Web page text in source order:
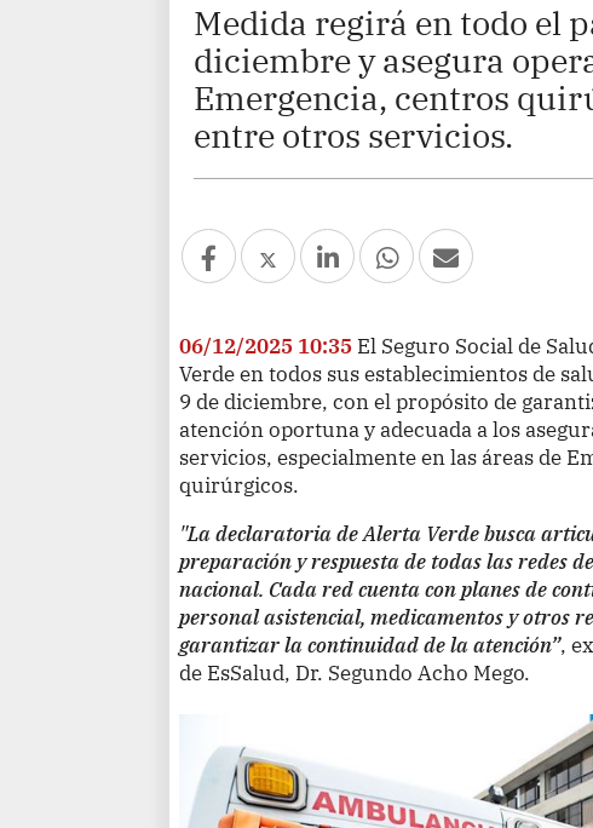
Medida regirá en todo el
diciembre y asegura
Emergencia, centros
entre otros servicios.
06/12/2025 10:35 El Seguro Social de
Verde en todos sus establecimientos de
9 de diciembre, con el propósito de
atención oportuna y adecuada a los
servicios, especialmente en las áreas de
quirúrgicos.
"La declaratoria de Alerta Verde busca
preparación y respuesta de todas las redes
nacional. Cada red cuenta con planes de
personal asistencial, medicamentos y otros
garantizar la continuidad de la atención”,
de EsSalud, Dr. Segundo Acho Mego.